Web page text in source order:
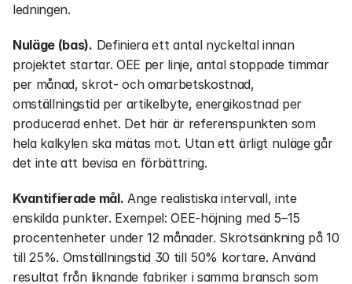
ledningen.
Nuläge (bas). Definiera ett antal nyckeltal innan
projektet startar. OEE per linje, antal stoppade timmar
per månad, skrot- och omarbetskostnad,
omställningstid per artikelbyte, energikostnad per
producerad enhet. Det här är referenspunkten som
hela kalkylen ska mätas mot. Utan ett ärligt nuläge går
det inte att bevisa en förbättring.
Kvantifierade mål. Ange realistiska intervall, inte
enskilda punkter. Exempel: OEE-höjning med 5–15
procentenheter under 12 månader. Skrotsänkning på 10
till 25%. Omställningstid 30 till 50% kortare. Använd
resultat från liknande fabriker i samma bransch som